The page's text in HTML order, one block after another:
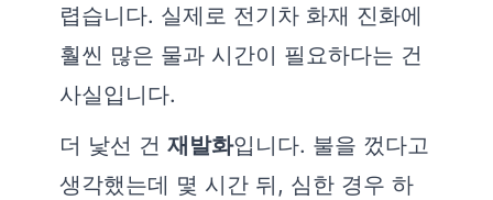
렵습니다. 실제로 전기차 화재 진화에
훨씬 많은 물과 시간이 필요하다는 건
사실입니다.
더 낯선 건 재발화입니다. 불을 껐다고
생각했는데 몇 시간 뒤, 심한 경우 하